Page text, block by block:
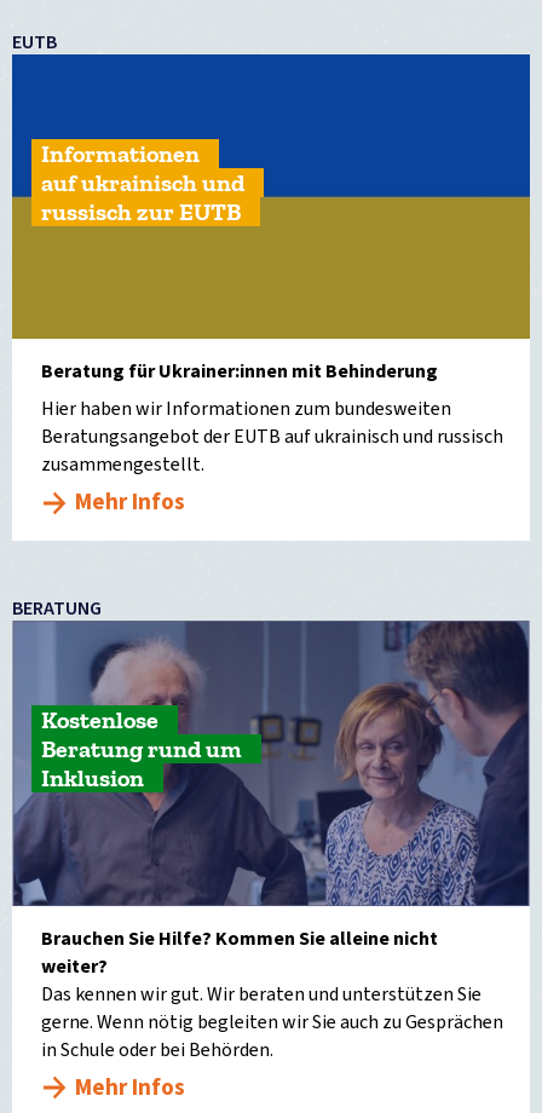
EUTB
Informationen
auf ukrainisch und
russisch zur EUTB
Beratung für Ukrainer:innen mit Behinderung
Hier haben wir Informationen zum bundesweiten
Beratungsangebot der EUTB auf ukrainisch und russisch
zusammengestellt.
Mehr Infos
BERATUNG
Kostenlose
Beratung rund um
Inklusion
Brauchen Sie Hilfe? Kommen Sie alleine nicht
weiter?
Das kennen wir gut. Wir beraten und unterstützen Sie
gerne. Wenn nötig begleiten wir Sie auch zu Gesprächen
in Schule oder bei Behörden.
Mehr Infos